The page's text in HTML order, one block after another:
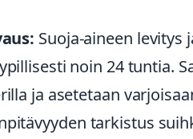
Suoja-aineen levitys
noin 24 tuntia.
ja asetetaan
tarkistus